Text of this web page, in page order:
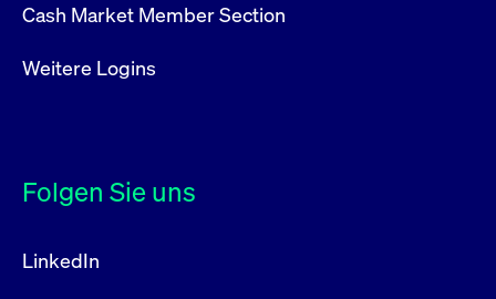
Cash Market Member Section
Weitere Logins
Folgen Sie uns
LinkedIn